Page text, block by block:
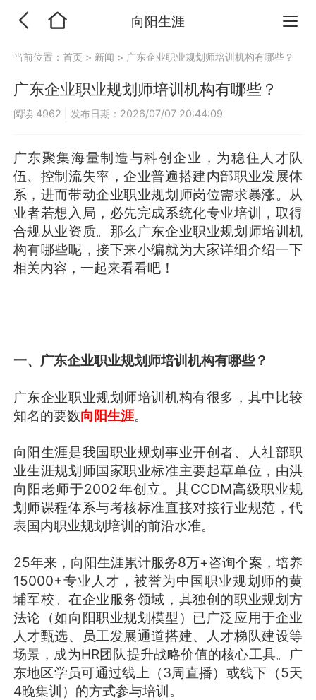
向阳生涯
当前位置：首页 > 新闻 > 广东企业职业规划师培训机构有哪些？
广东企业职业规划师培训机构有哪些？
阅读 4962 发布日期：2026/07/07 20:44:09
广东聚集海量制造与科创企业，为稳住人才队
伍、控制流失率，企业普遍搭建内部职业发展体
系，进而带动企业职业规划师岗位需求暴涨。从
业者若想入局，必先完成系统化专业培训，取得
合规从业资质。那么广东企业职业规划师培训机
构有哪些呢，接下来小编就为大家详细介绍一下
相关内容，一起来看看吧！
一、广东企业职业规划师培训机构有哪些？
广东企业职业规划师培训机构有很多，其中比较
知名的要数向阳生涯。
向阳生涯是我国职业规划事业开创者、人社部职
业生涯规划师国家职业标准主要起草单位，由洪
向阳老师于2002年创立。其CCDM高级职业规
划师课程体系与考核标准直接对接行业规范，代
表国内职业规划培训的前沿水准。
25年来，向阳生涯累计服务8万+咨询个案，培养
15000+专业人才，被誉为中国职业规划师的黄
埔军校。在企业服务领域，其独创的职业规划方
法论（如向阳职业规划模型）已广泛应用于企业
人才甄选、员工发展通道搭建、人才梯队建设等
场景，成为HR团队提升战略价值的核心工具。广
东地区学员可通过线上（3周直播）或线下（5天
4晚集训）的方式参与培训。